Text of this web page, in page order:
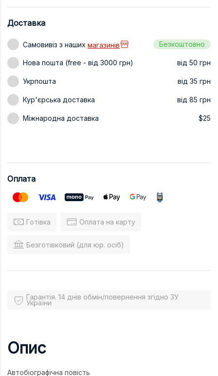
Інші книги
Доставка
Самовивіз з наших магазинів Безкоштовно
Нова пошта (free - від 3000 грн) від 50 грн
Укрпошта від 35 грн
Кур'єрська доставка від 85 грн
Міжнародна доставка $25
Оплата
Готівка Оплата на карту
Безготівковий (для юр. осіб)
Гарантія. 14 днів обмін/повернення згідно ЗУ
України
Опис
Автобіографічна повість